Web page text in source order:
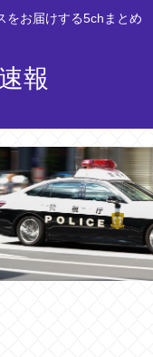
をお届けする5chまとめ
報